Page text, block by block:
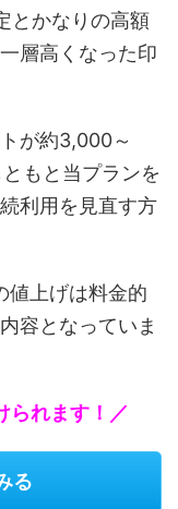
とかなりの高額
層高くなった印
が約3,000～
もと当プランを
利用を見直す方
値上げは料金的
容となっていま
られます！／
る